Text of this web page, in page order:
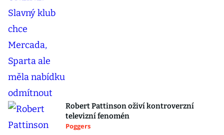
Robert Pattinson oživí kontroverzní
televizní fenomén
Poggers